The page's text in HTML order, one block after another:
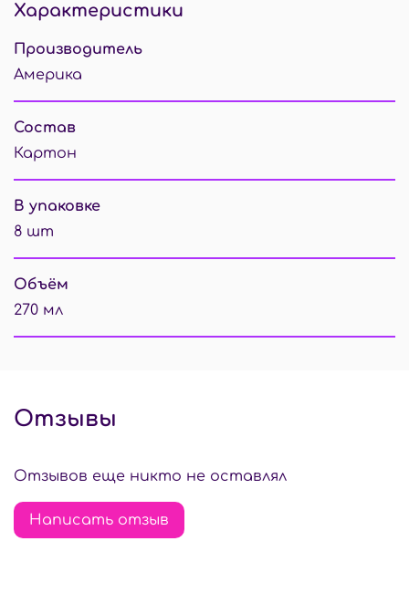
Характеристики
Производитель
Америка
Состав
Картон
В упаковке
8 шт
Объём
270 мл
Отзывы
Отзывов еще никто не оставлял
Написать отзыв